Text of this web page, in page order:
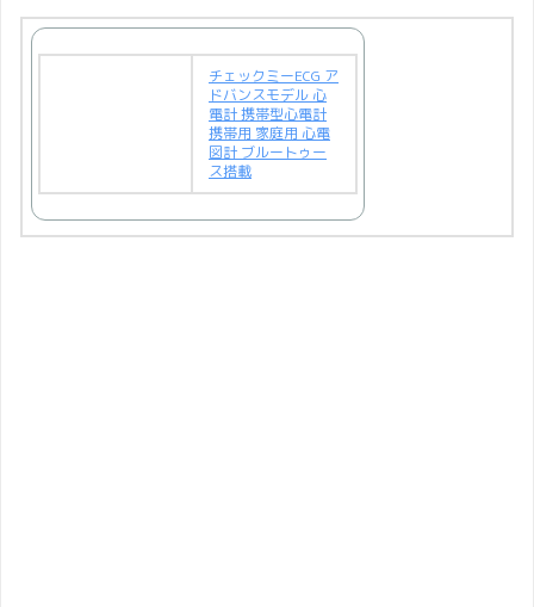
チェックミーECG ア
ドバンスモデル 心
電計 携帯型心電計
携帯用 家庭用 心電
図計 ブルートゥー
ス搭載